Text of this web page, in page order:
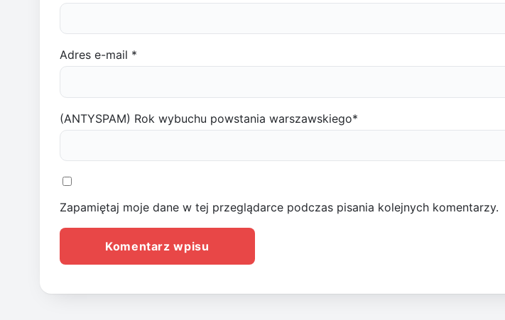
Adres e-mail *
(ANTYSPAM) Rok wybuchu powstania warszawskiego*
Zapamiętaj moje dane w tej przeglądarce podczas pisania kolejnych komentarzy.